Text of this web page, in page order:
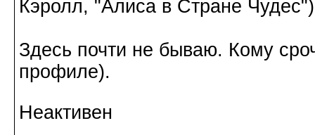
Кэролл, "Алиса в Стране Чудес")
Здесь почти не бываю. Кому
профиле).
Неактивен